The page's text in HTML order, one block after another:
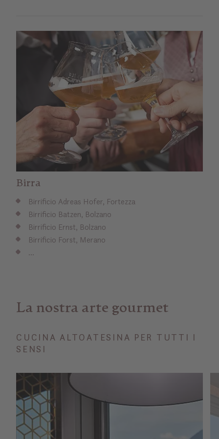
Birra
Birrificio Adreas Hofer, Fortezza
Birrificio Batzen, Bolzano
Birrificio Ernst, Bolzano
Birrificio Forst, Merano
…
La nostra arte gourmet
CUCINA ALTOATESINA PER TUTTI I
SENSI